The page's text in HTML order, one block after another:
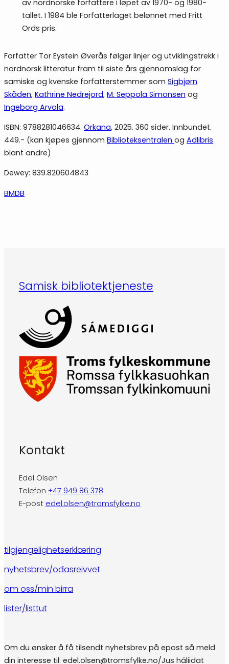
av nord­norske forfattere i løpet av 1970- og 1980-
tallet. I 1984 ble Forfatterlaget belønnet med Fritt
Ords pris.
Forfatter Tor Eystein Øverås følger linjer og utviklingstrekk i
nordnorsk litteratur fram til siste års gjennomslag for
samiske og kvenske forfatterstemmer som Sigbjørn
Skåden, Kathrine Nedrejord, M. Seppola Simonsen og
Ingeborg Arvola.
ISBN: 9788281046634. Orkana, 2025. 360 sider. Innbundet.
449.- (kan kjøpes gjennom Biblioteksentralen og Adlibris
blant andre)
Dewey: 839.820604843
BMDB
Samisk bibliotektjeneste
Kontakt
Edel Olsen
Telefon +47 949 86 378
E-post edel.olsen@tromsfylke.no
tilgjengelighetserklæring
nyhetsbrev/ođasreivvet
om oss/min birra
lister/listtut
Om du ønsker å få tilsendt nyhetsbrev på epost så meld
din interesse til: edel.olsen@tromsfylke.no/Jus háliidat